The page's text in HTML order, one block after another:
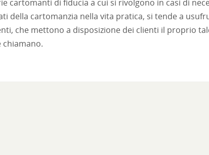
cartomanti di fiducia a cui si rivolgono in casi di
della cartomanzia nella vita pratica, si tende a
che mettono a disposizione dei clienti il proprio
chiamano.